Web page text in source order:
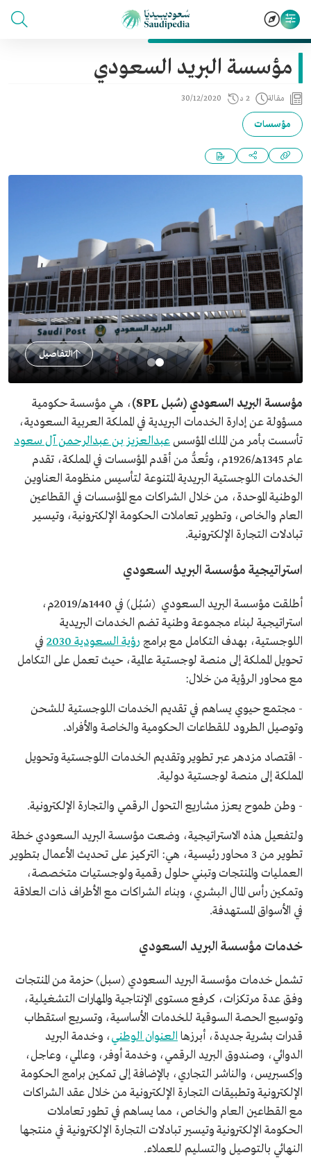
مؤسسة البريد السعودي
مقالة 2 د 30/12/2020
مؤسسات
التفاصيل
مؤسسة البريد السعودي (سُبل SPL)
، هي مؤسسة حكومية
مسؤولة عن إدارة الخدمات البريدية في المملكة العربية السعودية،
تأسست بأمر من الملك المؤسسعبدالعزيز بن عبدالرحمن آل سعود
عام 1345هـ/1926م، وتُعدُّ من أقدم المؤسسات في المملكة، تقدم
الخدمات اللوجستية البريدية المتنوعة لتأسيس منظومة العناوين
الوطنية الموحدة، من خلال الشراكات مع المؤسسات في القطاعين
العام والخاص، وتطوير تعاملات الحكومة الإلكترونية، وتیسیر
تبادلات التجارة الإلكترونية.
استراتيجية مؤسسة البريد السعودي
أطلقت مؤسسة البريد السعودي (سُبُل) في 1440هـ/2019م،
استراتيجية لبناء مجموعة وطنية تضم الخدمات البريدية
اللوجستية، بهدف التكامل مع برامج رؤية السعودية 2030
في
تحويل المملكة إلى منصة لوجستية عالمية، حيث تعمل على التكامل
مع محاور الرؤية من خلال:
- مجتمع حيوي يساهم في تقديم الخدمات اللوجستية للشحن
وتوصيل الطرود للقطاعات الحكومية والخاصة والأفراد.
- اقتصاد مزدهر عبر تطوير وتقديم الخدمات اللوجستية وتحويل
المملكة إلى منصة لوجستية دولية.
- وطن طموح يعزز مشاريع التحول الرقمي والتجارة الإلكترونية.
ولتفعيل هذه الاستراتيجية، وضعت مؤسسة البريد السعودي خطة
تطوير من 3 محاور رئيسية، هي: التركيز على تحديث الأعمال بتطوير
العمليات والمنتجات وتبني حلول رقمية ولوجستيات متخصصة،
وتمكين رأس المال البشري، وبناء الشراكات مع الأطراف ذات العلاقة
في الأسواق المستهدفة.
خدمات مؤسسة البريد السعودي
تشمل خدمات مؤسسة البريد السعودي (سبل) حزمة من المنتجات
وفق عدة مرتكزات، كرفع مستوى الإنتاجية والمهارات التشغيلية،
وتوسيع الحصة السوقية للخدمات الأساسية، وتسريع استقطاب
قدرات بشرية جديدة، أبرزها العنوان الوطني، وخدمة البريد
الدوائي، وصندوق البريد الرقمي، وخدمة أوفر، وعالمي، وعاجل،
وإكسبريس، والناشر التجاري، بالإضافة إلى تمكين برامج الحكومة
الإلكترونية وتطبيقات التجارة الإلكترونية من خلال عقد الشراكات
مع القطاعين العام والخاص، مما يساهم في تطور تعاملات
الحكومة الإلكترونية وتيسير تبادلات التجارة الإلكترونية في منتجها
النهائي بالتوصيل والتسليم للعملاء.